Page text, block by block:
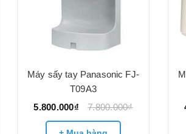
Máy sấy tay Panasonic FJ-
T09A3
5.800.000₫
7.800.000₫